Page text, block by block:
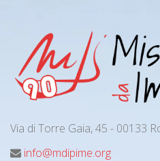
Via di Torre Gaia, 45 - 00133
info@mdipime.org